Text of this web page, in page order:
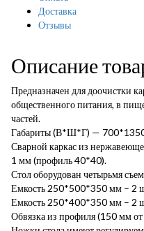
Доставка
Отзывы
Описание
Предназначен для доочистки
общественного питания, в
частей.
Габариты (В*Ш*Г) —
Сварной каркас из
1 мм (профиль 40*40).
Стол оборудован четырьмя
Емкость 250*500*350 мм – 2
Емкость 250*400*350 мм – 2
Обвязка из профиля (150 мм от